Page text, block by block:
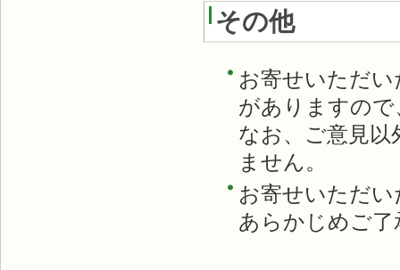
その他
お寄せいただ
がありますの
なお、ご意見以
ません。
お寄せいただ
あらかじめご